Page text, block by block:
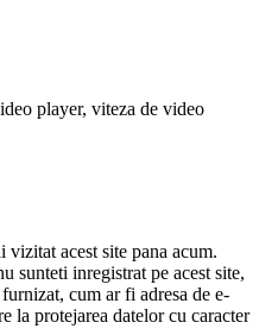
player, viteza de video
acest site pana acum.
sunteti inregistrat pe acest site,
cum ar fi adresa de e-
la protejarea datelor cu caracter